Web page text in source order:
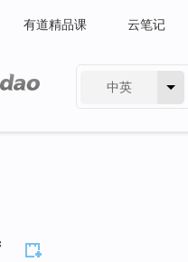
有道精品课 云笔记
中英